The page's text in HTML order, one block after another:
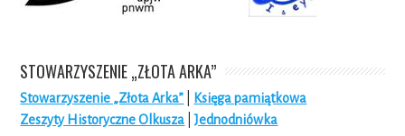
STOWARZYSZENIE „ZŁOTA ARKA”
Stowarzyszenie „Złota Arka”
Księga pamiątkowa
Zeszyty Historyczne Olkusza |Jednodniówka